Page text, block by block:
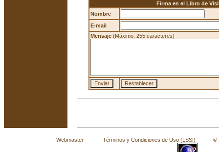
Firma en el Libro de
Nombre
E-mail
Mensaje (Máximo: 255 caracteres)
Webmaster Términos y Condiciones de Uso (LSSI) © La